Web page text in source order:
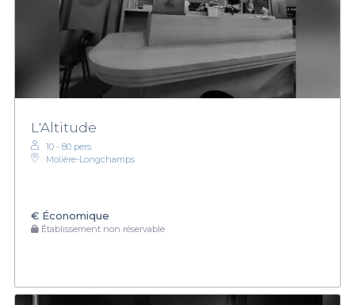
L'Altitude
10 - 80 pers.
Molière-Longchamps
€ Économique
Établissement non réservable